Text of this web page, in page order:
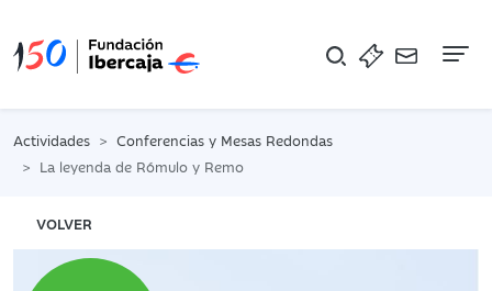
Actividades
Conferencias y Mesas Redondas
La leyenda de Rómulo y Remo
VOLVER